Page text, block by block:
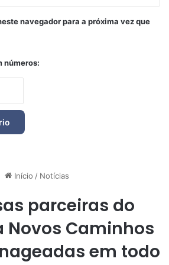
navegador para a próxima vez que
números: